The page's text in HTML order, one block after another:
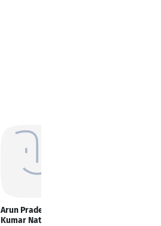
Arun Pradeep
Kumar Natarajan